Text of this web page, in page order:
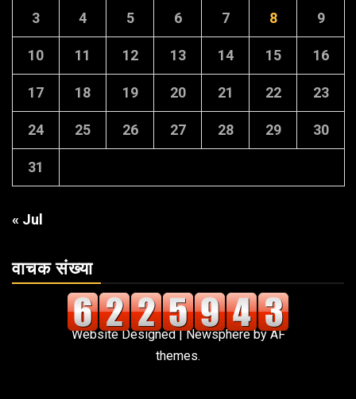
3 4 5 6 7 8 9
10 11 12 13 14 15 16
17 18 19 20 21 22 23
24 25 26 27 28 29 30
31
« Jul
वाचक संख्या
Website Designed|Newsphereby AF
themes.